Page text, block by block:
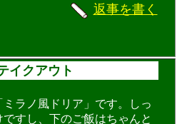
返事を書く
イクアウト
ラノ風ドリア」です。しっ
すし、下のご飯はちゃんと